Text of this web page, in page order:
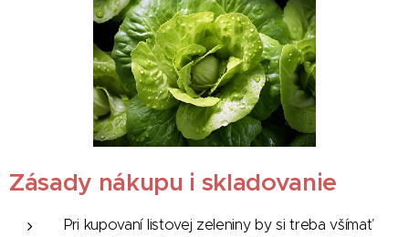
Zásady nákupu i skladovanie
Pri kupovaní listovej zeleniny by si treba všímať